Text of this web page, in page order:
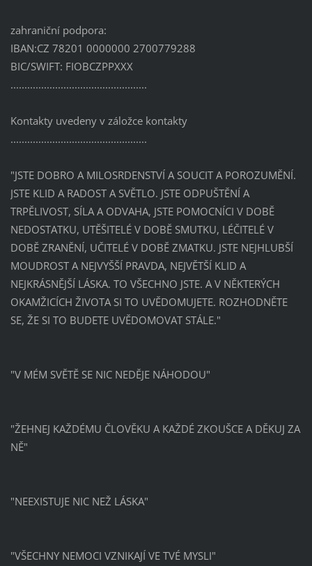
zahraniční podpora:
IBAN:CZ 78201 0000000 2700779288
BIC/SWIFT: FIOBCZPPXXX
.................................................
Kontakty uvedeny v záložce kontakty
.................................................
"JSTE DOBRO A MILOSRDENSTVÍ A SOUCIT A POROZUMĚNÍ.
JSTE KLID A RADOST A SVĚTLO. JSTE ODPUŠTĚNÍ A
TRPĚLIVOST, SÍLA A ODVAHA, JSTE POMOCNÍCI V DOBĚ
NEDOSTATKU, UTĚŠITELÉ V DOBĚ SMUTKU, LÉČITELÉ V
DOBĚ ZRANĚNÍ, UČITELÉ V DOBĚ ZMATKU. JSTE NEJHLUBŠÍ
MOUDROST A NEJVYŠŠÍ PRAVDA, NEJVĚTŠÍ KLID A
NEJKRÁSNĚJŠÍ LÁSKA. TO VŠECHNO JSTE. A V NĚKTERÝCH
OKAMŽICÍCH ŽIVOTA SI TO UVĚDOMUJETE. ROZHODNĚTE
SE, ŽE SI TO BUDETE UVĚDOMOVAT STÁLE."
"V MÉM SVĚTĚ SE NIC NEDĚJE NÁHODOU"
"ŽEHNEJ KAŽDÉMU ČLOVĚKU A KAŽDÉ ZKOUŠCE A DĚKUJ ZA
NĚ"
"NEEXISTUJE NIC NEŽ LÁSKA"
"VŠECHNY NEMOCI VZNIKAJÍ VE TVÉ MYSLI"